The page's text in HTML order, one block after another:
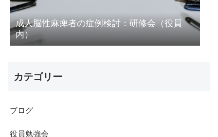
成人脳性麻痺者の症例検討：研修会（役員
内）
カテゴリー
ブログ
役員勉強会